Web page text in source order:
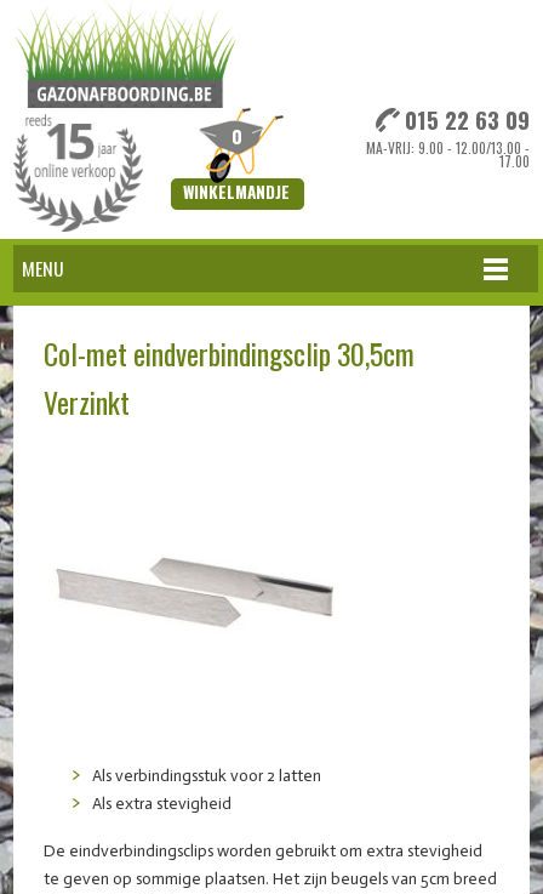
0
WINKELMANDJE
015 22 63 09
MA-VRIJ: 9.00 - 12.00/13.00 -
17.00
MENU
Col-met eindverbindingsclip 30,5cm
Verzinkt
Als verbindingsstuk voor 2 latten
Als extra stevigheid
De eindverbindingsclips worden gebruikt om extra stevigheid
te geven op sommige plaatsen. Het zijn beugels van 5cm breed